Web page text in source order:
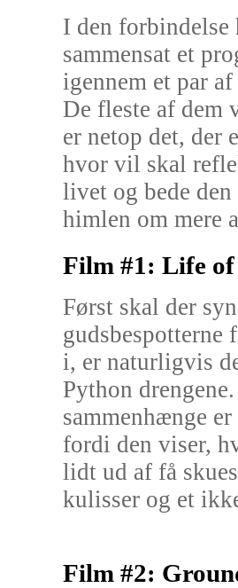
I den
sammensat et
igennem et par
De fleste af dem
er netop det, der
hvor vil skal
livet og bede
himlen om mere
Film #1: Life
Først skal der
gudsbespotterne
i, er naturligvis
Python
sammenhænge
fordi den viser,
lidt ud af få
kulisser og et
Film #2: